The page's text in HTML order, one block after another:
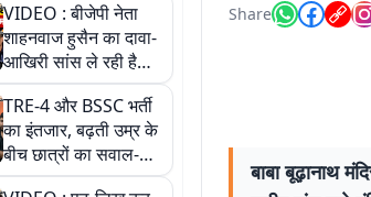
VIDEO : बीजेपी नेता
शाहनवाज हुसैन का दावा-
आखिरी सांस ले रही है
RJD, तेजस्वी को लेकर
क्या कहा, सुनिए
TRE-4 और BSSC भर्ती
का इंतजार, बढ़ती उम्र के
बीच छात्रों का सवाल-
आखिर कब आएगी बहाली?
Share
बाबा बूढ़ानाथ